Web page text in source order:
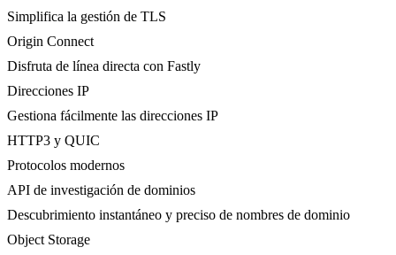
Simplifica la gestión de TLS
Origin Connect
Disfruta de línea directa con Fastly
Direcciones IP
Gestiona fácilmente las direcciones IP
HTTP3 y QUIC
Protocolos modernos
API de investigación de dominios
Descubrimiento instantáneo y preciso de nombres de dominio
Object Storage